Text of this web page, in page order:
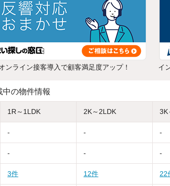
ンライン接客導入で顧客満足度アップ！ イ
中の物件情報
1R～1LDK 2K～2LDK 3K
- - -
- - -
3件 12件 22